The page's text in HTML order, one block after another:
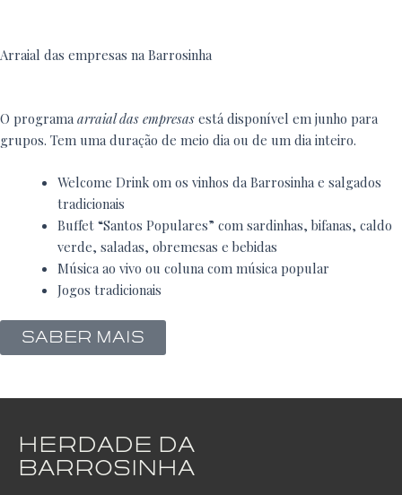
Arraial das empresas na Barrosinha
O programa arraial das empresas está disponível em junho para
grupos. Tem uma duração de meio dia ou de um dia inteiro.
Welcome Drink om os vinhos da Barrosinha e salgados
tradicionais
Buffet “Santos Populares” com sardinhas, bifanas, caldo
verde, saladas, obremesas e bebidas
Música ao vivo ou coluna com música popular
Jogos tradicionais
SABER MAIS
HERDADE DA
BARROSINHA